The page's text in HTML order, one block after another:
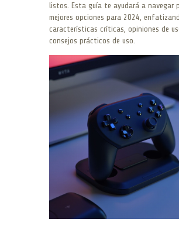
listos. Esta guía te ayudará a navegar
mejores opciones para 2024,
características críticas, opiniones de
consejos prácticos de uso.